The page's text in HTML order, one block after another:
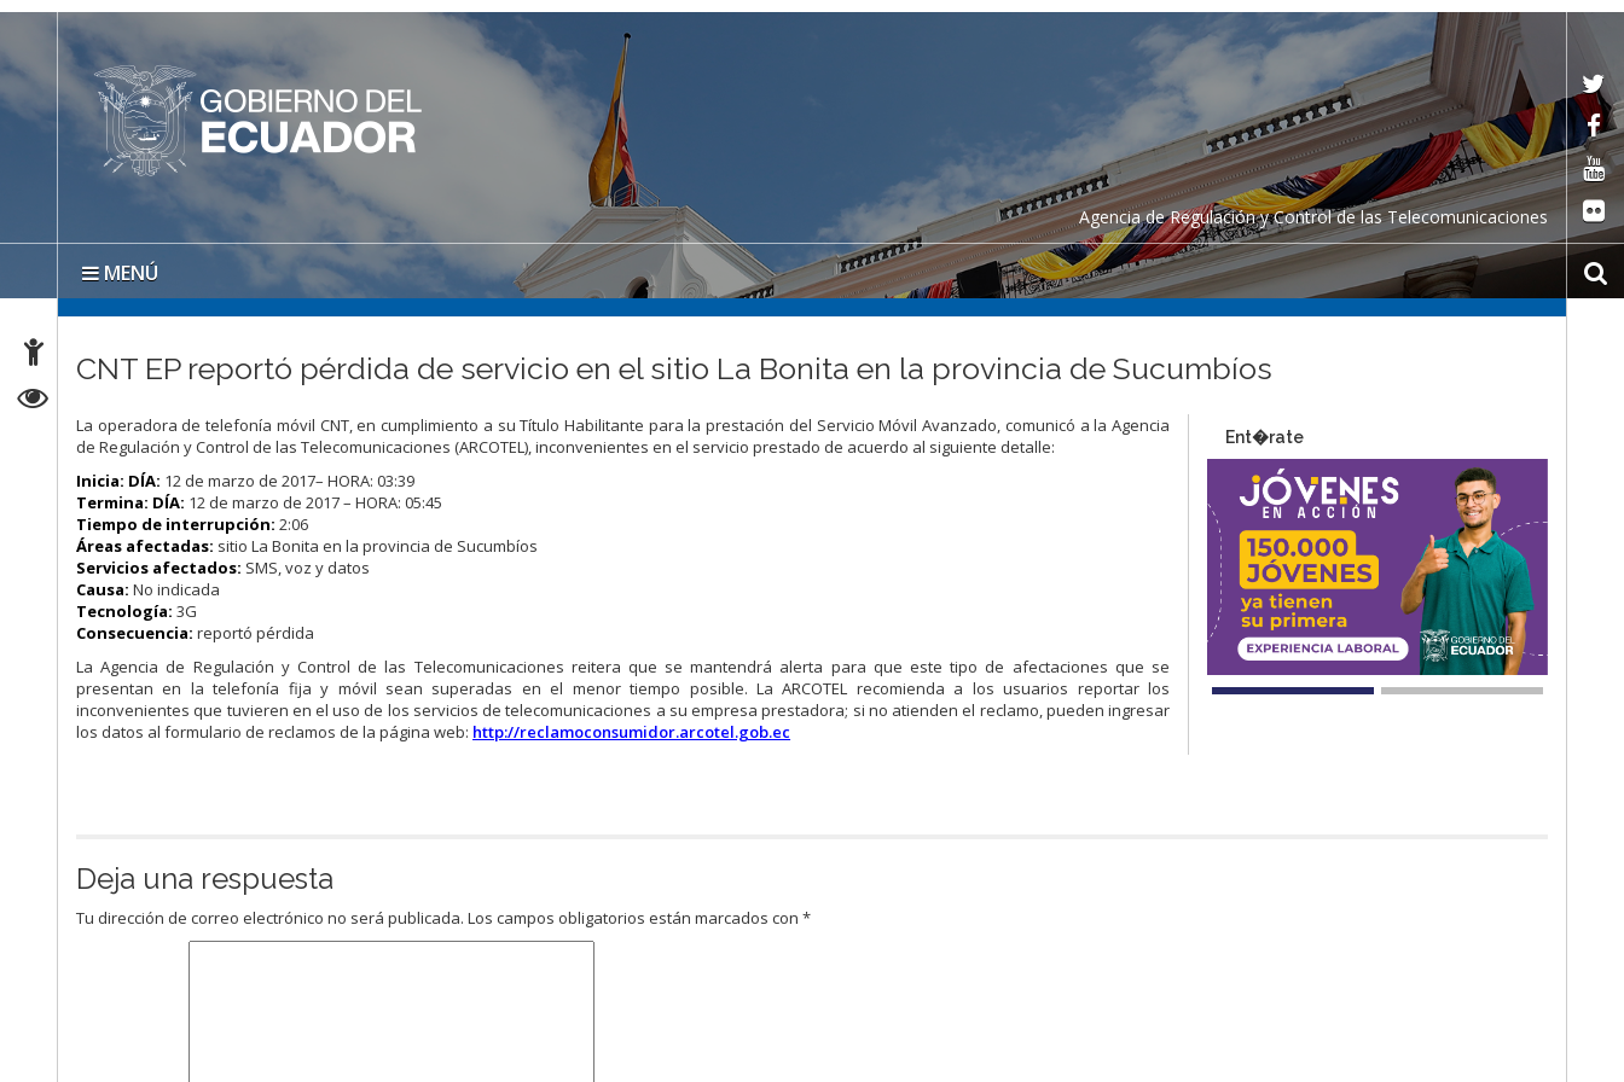
Agencia de Regulación y Control de las Telecomunicaciones
MENÚ
CNT EP reportó pérdida de servicio en el sitio La Bonita en la provincia de Sucumbíos
La operadora de telefonía móvil CNT, en cumplimiento a su Título Habilitante para la prestación del Servicio Móvil Avanzado, comunicó a la Agencia
de Regulación y Control de las Telecomunicaciones (ARCOTEL), inconvenientes en el servicio prestado de acuerdo al siguiente detalle:
Inicia: DÍA: 12 de marzo de 2017– HORA: 03:39
Termina: DÍA: 12 de marzo de 2017 – HORA: 05:45
Tiempo de interrupción: 2:06
Áreas afectadas: sitio La Bonita en la provincia de Sucumbíos
Servicios afectados: SMS, voz y datos
Causa: No indicada
Tecnología: 3G
Consecuencia: reportó pérdida
La Agencia de Regulación y Control de las Telecomunicaciones reitera que se mantendrá alerta para que este tipo de afectaciones que se
presentan en la telefonía fija y móvil sean superadas en el menor tiempo posible. La ARCOTEL recomienda a los usuarios reportar los
inconvenientes que tuvieren en el uso de los servicios de telecomunicaciones a su empresa prestadora; si no atienden el reclamo, pueden ingresar
los datos al formulario de reclamos de la página web: http://reclamoconsumidor.arcotel.gob.ec
Ent�rate
Deja una respuesta
Tu dirección de correo electrónico no será publicada. Los campos obligatorios están marcados con*